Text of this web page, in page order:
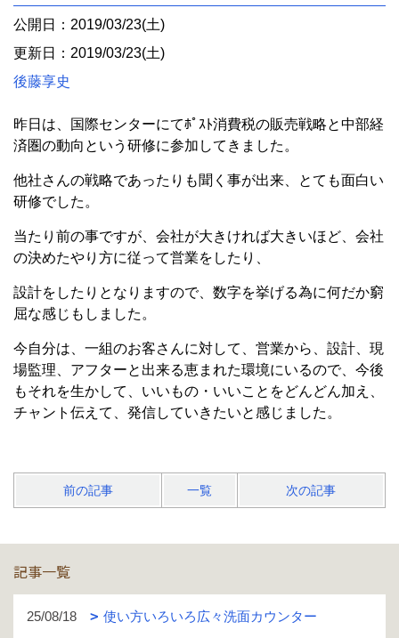
公開日：2019/03/23(土)
更新日：2019/03/23(土)
後藤享史
昨日は、国際センターにてﾎﾟｽﾄ消費税の販売戦略と中部経
済圏の動向という研修に参加してきました。
他社さんの戦略であったりも聞く事が出来、とても面白い
研修でした。
当たり前の事ですが、会社が大きければ大きいほど、会社
の決めたやり方に従って営業をしたり、
設計をしたりとなりますので、数字を挙げる為に何だか窮
屈な感じもしました。
今自分は、一組のお客さんに対して、営業から、設計、現
場監理、アフターと出来る恵まれた環境にいるので、今後
もそれを生かして、いいもの・いいことをどんどん加え、
チャント伝えて、発信していきたいと感じました。
前の記事 一覧 次の記事
記事一覧
25/08/18 使い方いろいろ広々洗面カウンター